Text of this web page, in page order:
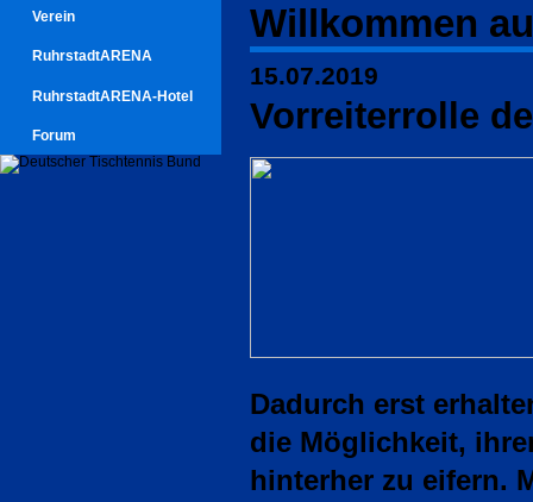
Verein
RuhrstadtARENA
RuhrstadtARENA-Hotel
Forum
Willkommen
15.07.2019
Vorreiterrolle
Dadurch erst
die Möglichkeit,
hinterher zu eifern.